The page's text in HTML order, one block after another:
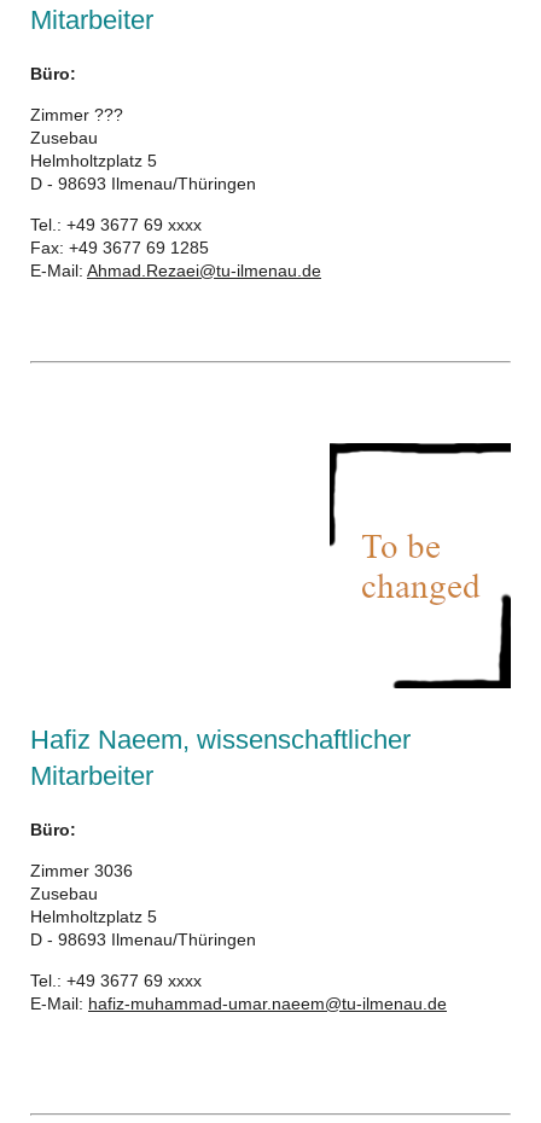
Mitarbeiter
Büro:
Zimmer ???
Zusebau
Helmholtzplatz 5
D - 98693 Ilmenau/Thüringen
Tel.: +49 3677 69 xxxx
Fax: +49 3677 69 1285
E-Mail: Ahmad.Rezaei@tu-ilmenau.de
Hafiz Naeem, wissenschaftlicher
Mitarbeiter
Büro:
Zimmer 3036
Zusebau
Helmholtzplatz 5
D - 98693 Ilmenau/Thüringen
Tel.: +49 3677 69 xxxx
E-Mail: hafiz-muhammad-umar.naeem@tu-ilmenau.de